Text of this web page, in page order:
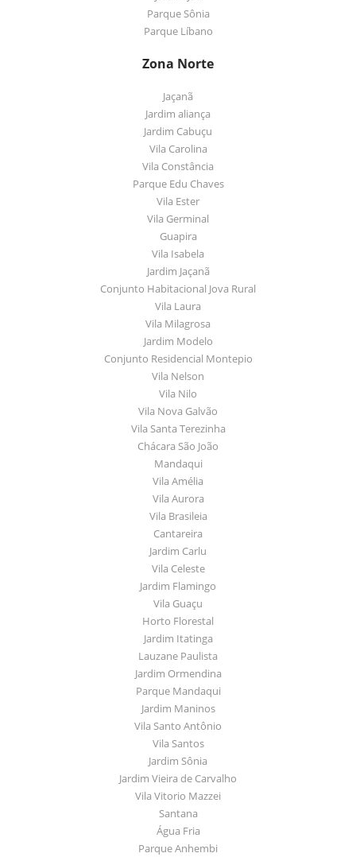
Parque Sônia
Parque Líbano
Zona Norte
Jaçanã
Jardim aliança
Jardim Cabuçu
Vila Carolina
Vila Constância
Parque Edu Chaves
Vila Ester
Vila Germinal
Guapira
Vila Isabela
Jardim Jaçanã
Conjunto Habitacional Jova Rural
Vila Laura
Vila Milagrosa
Jardim Modelo
Conjunto Residencial Montepio
Vila Nelson
Vila Nilo
Vila Nova Galvão
Vila Santa Terezinha
Chácara São João
Mandaqui
Vila Amélia
Vila Aurora
Vila Brasileia
Cantareira
Jardim Carlu
Vila Celeste
Jardim Flamingo
Vila Guaçu
Horto Florestal
Jardim Itatinga
Lauzane Paulista
Jardim Ormendina
Parque Mandaqui
Jardim Maninos
Vila Santo Antônio
Vila Santos
Jardim Sônia
Jardim Vieira de Carvalho
Vila Vitorio Mazzei
Santana
Água Fria
Parque Anhembi